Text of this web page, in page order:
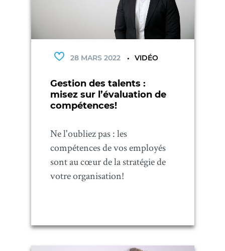
28 MARS 2022 VIDÉO
Gestion des talents :
misez sur l’évaluation de
compétences!
Ne l'oubliez pas : les
compétences de vos employés
sont au cœur de la stratégie de
votre organisation!